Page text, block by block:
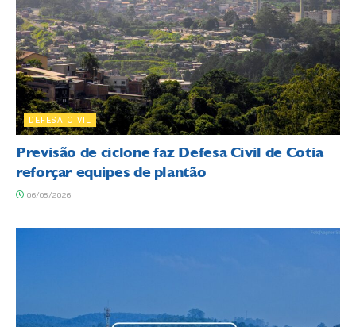
DEFESA CIVIL
Previsão de ciclone faz Defesa Civil de Cotia
reforçar equipes de plantão
06/08/2026